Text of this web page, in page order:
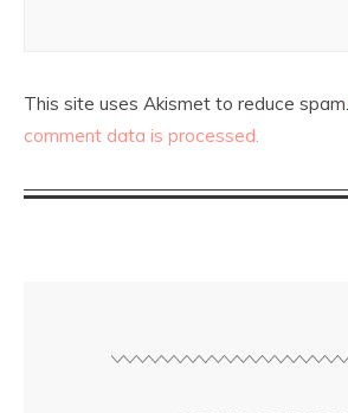
This site uses Akismet to reduce spam.
comment data is processed.